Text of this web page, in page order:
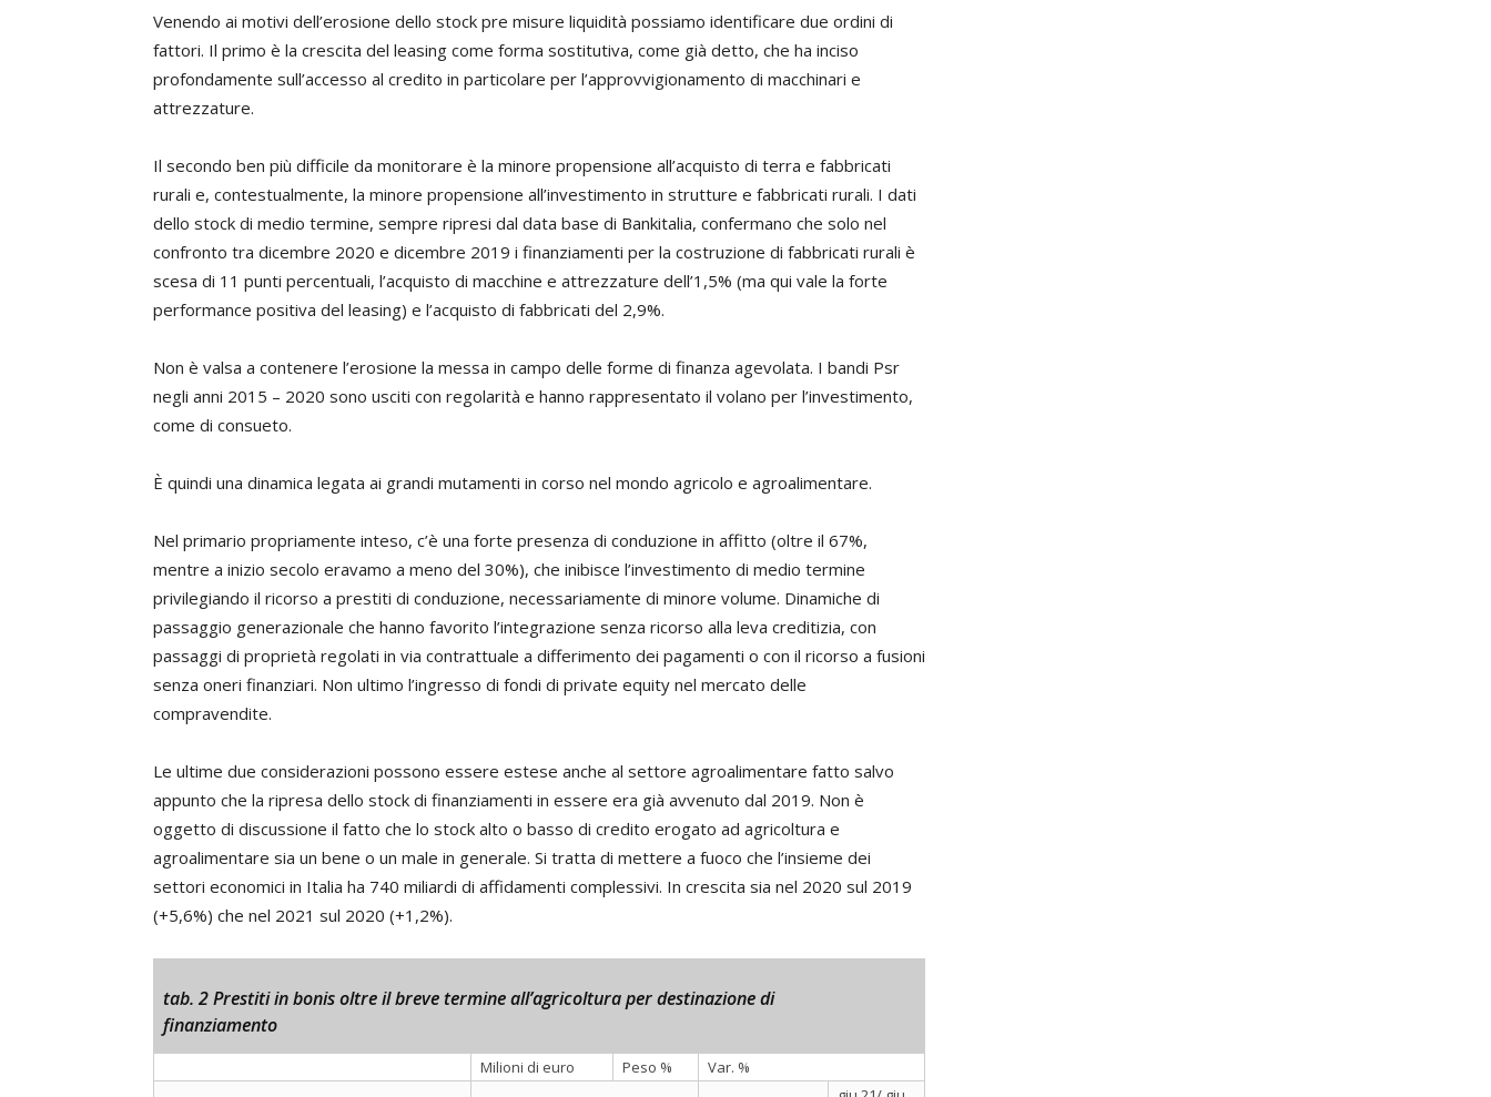
Venendo ai motivi dell’erosione dello stock pre misure liquidità possiamo identificare due ordini di
fattori. Il primo è la crescita del leasing come forma sostitutiva, come già detto, che ha inciso
profondamente sull’accesso al credito in particolare per l’approvvigionamento di macchinari e
attrezzature.
Il secondo ben più difficile da monitorare è la minore propensione all’acquisto di terra e fabbricati
rurali e, contestualmente, la minore propensione all’investimento in strutture e fabbricati rurali. I dati
dello stock di medio termine, sempre ripresi dal data base di Bankitalia, confermano che solo nel
confronto tra dicembre 2020 e dicembre 2019 i finanziamenti per la costruzione di fabbricati rurali è
scesa di 11 punti percentuali, l’acquisto di macchine e attrezzature dell’1,5% (ma qui vale la forte
performance positiva del leasing) e l’acquisto di fabbricati del 2,9%.
Non è valsa a contenere l’erosione la messa in campo delle forme di finanza agevolata. I bandi Psr
negli anni 2015 – 2020 sono usciti con regolarità e hanno rappresentato il volano per l’investimento,
come di consueto.
È quindi una dinamica legata ai grandi mutamenti in corso nel mondo agricolo e agroalimentare.
Nel primario propriamente inteso, c’è una forte presenza di conduzione in affitto (oltre il 67%,
mentre a inizio secolo eravamo a meno del 30%), che inibisce l’investimento di medio termine
privilegiando il ricorso a prestiti di conduzione, necessariamente di minore volume. Dinamiche di
passaggio generazionale che hanno favorito l’integrazione senza ricorso alla leva creditizia, con
passaggi di proprietà regolati in via contrattuale a differimento dei pagamenti o con il ricorso a fusioni
senza oneri finanziari. Non ultimo l’ingresso di fondi di private equity nel mercato delle
compravendite.
Le ultime due considerazioni possono essere estese anche al settore agroalimentare fatto salvo
appunto che la ripresa dello stock di finanziamenti in essere era già avvenuto dal 2019. Non è
oggetto di discussione il fatto che lo stock alto o basso di credito erogato ad agricoltura e
agroalimentare sia un bene o un male in generale. Si tratta di mettere a fuoco che l’insieme dei
settori economici in Italia ha 740 miliardi di affidamenti complessivi. In crescita sia nel 2020 sul 2019
(+5,6%) che nel 2021 sul 2020 (+1,2%).
tab. 2 Prestiti in bonis oltre il breve termine all’agricoltura per destinazione di
finanziamento
Milioni di euro Peso %
Var. %